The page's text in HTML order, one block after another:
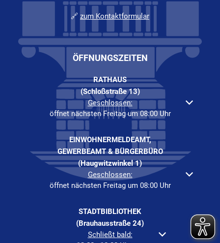
🔗 zum Kontaktformular
ÖFFNUNGSZEITEN
RATHAUS
(Schloßstraße 13)
Klicken, um weitere Öffnungs- oder Schließzeiten
Geschlossen:
öffnet nächsten Freitag um 08:00 Uhr
EINWOHNERMELDEAMT,
GEWERBEAMT & BÜRGERBÜRO
(Haugwitzwinkel 1)
Klicken, um weitere Öffnungs- oder Schließzeiten
Geschlossen:
öffnet nächsten Freitag um 08:00 Uhr
STADTBIBLIOTHEK
(Brauhausstraße 24)
Klicken, um weitere Öffnungs- oder Schließzeiten
Schließt bald: